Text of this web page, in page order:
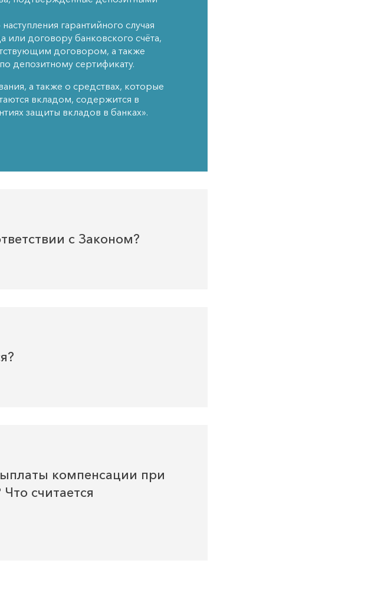
гарантийного случая
или договору банковского счёта,
договором, а также
депозитному сертификату.
а также о средствах, которые
вкладом, содержится в
защиты вкладов в банках».
с Законом?
компенсации при
считается